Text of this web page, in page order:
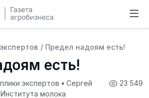
/ Предел надоям есть!
есть!
23 549
экспертов • Сергей
молока